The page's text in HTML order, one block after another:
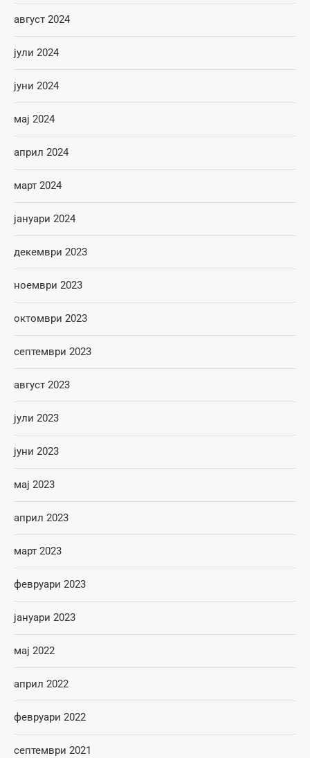
август 2024
јули 2024
јуни 2024
мај 2024
април 2024
март 2024
јануари 2024
декември 2023
ноември 2023
октомври 2023
септември 2023
август 2023
јули 2023
јуни 2023
мај 2023
април 2023
март 2023
февруари 2023
јануари 2023
мај 2022
април 2022
февруари 2022
септември 2021